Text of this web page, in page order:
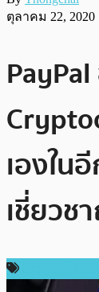
ตุลาคม 22, 2020
เองใน
เชี่ยวช